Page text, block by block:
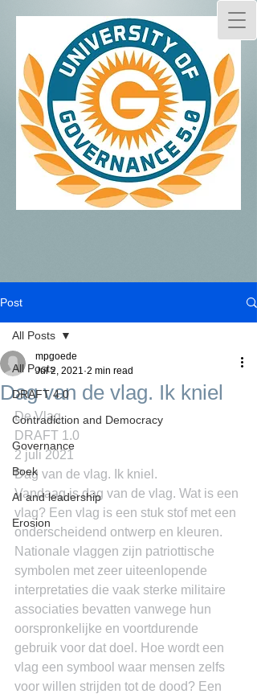
Post
All Posts
DRAFT 4.0
Contradiction and Democracy
Governance
Boek
AI and leadership
Erosion
All Posts
Dag van de vlag. Ik kniel
mpgoede
Jul 2, 2021 2 min read
De Vlag
DRAFT 1.0
2 juli 2021
Dag van de vlag. Ik kniel.
Vandaag is dag van de vlag. Wat is een
vlag? Een vlag is een stuk stof met een
onderscheidend ontwerp en kleuren.
Nationale vlaggen zijn patriottische
symbolen met zeer uiteenlopende
interpretaties die vaak sterke militaire
associaties bevatten vanwege hun
oorspronkelijke en voortdurende
gebruik voor dat doel. Hoe wordt een
vlag een symbool waar mensen zelfs
voor willen strijden tot de dood? Een